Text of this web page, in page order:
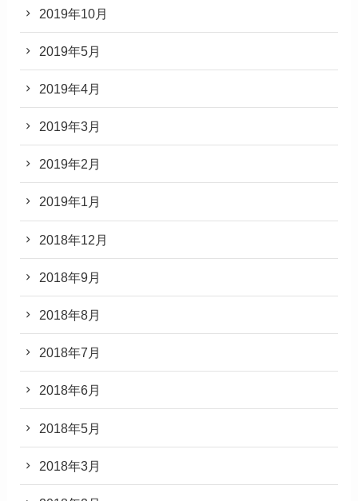
2019年10月
2019年5月
2019年4月
2019年3月
2019年2月
2019年1月
2018年12月
2018年9月
2018年8月
2018年7月
2018年6月
2018年5月
2018年3月